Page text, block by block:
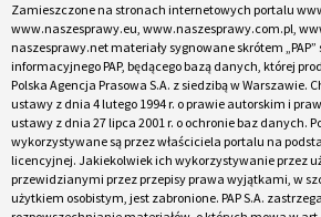
Zamieszczone na stronach internetowych portalu
www.naszesprawy.eu, www.naszesprawy.com.pl,
naszesprawy.net materiały sygnowane skrótem
informacyjnego PAP, będącego bazą danych, której
Polska Agencja Prasowa S.A. z siedzibą w Warszawie.
ustawy z dnia 4 lutego 1994 r. o prawie autorskim i
ustawy z dnia 27 lipca 2001 r. o ochronie baz danych.
wykorzystywane są przez właściciela portalu na
licencyjnej. Jakiekolwiek ich wykorzystywanie przez
przewidzianymi przez przepisy prawa wyjątkami, w
użytkiem osobistym, jest zabronione. PAP S.A.